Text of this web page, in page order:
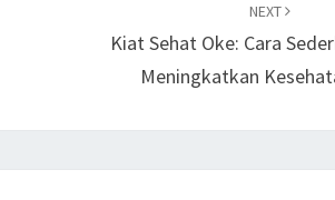
NEXT
Kiat Sehat Oke: Cara
Meningkatkan